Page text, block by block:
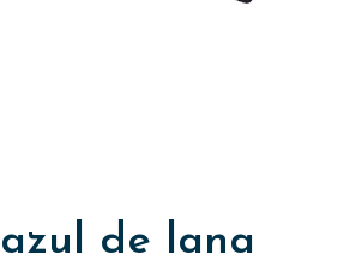
de lana